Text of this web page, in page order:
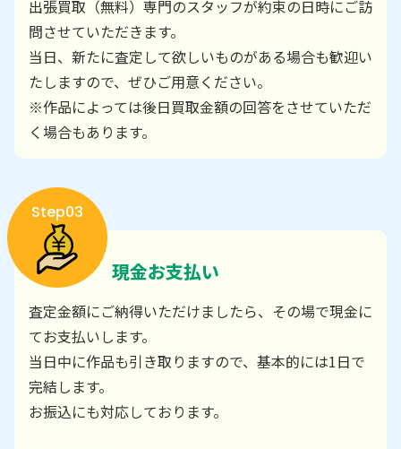
出張買取（無料）専門のスタッフが約束の日時にご訪
問させていただきます。
当日、新たに査定して欲しいものがある場合も歓迎い
たしますので、ぜひご用意ください。
※作品によっては後日買取金額の回答をさせていただ
く場合もあります。
Step03
現金お支払い
査定金額にご納得いただけましたら、その場で現金に
てお支払いします。
当日中に作品も引き取りますので、基本的には1日で
完結します。
お振込にも対応しております。